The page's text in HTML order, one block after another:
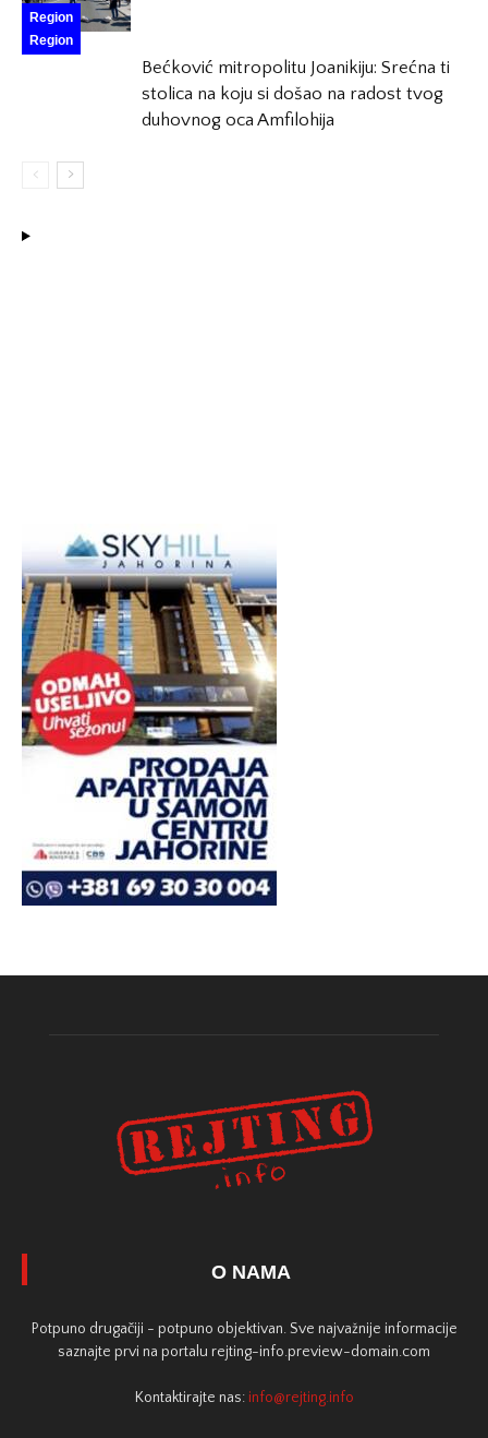
Region
Region
Bećković mitropolitu Joanikiju: Srećna ti
stolica na koju si došao na radost tvog
duhovnog oca Amfilohija
O NAMA
Potpuno drugačiji - potpuno objektivan. Sve najvažnije informacije
saznajte prvi na portalu rejting-info.preview-domain.com
Kontaktirajte nas: info@rejting.info